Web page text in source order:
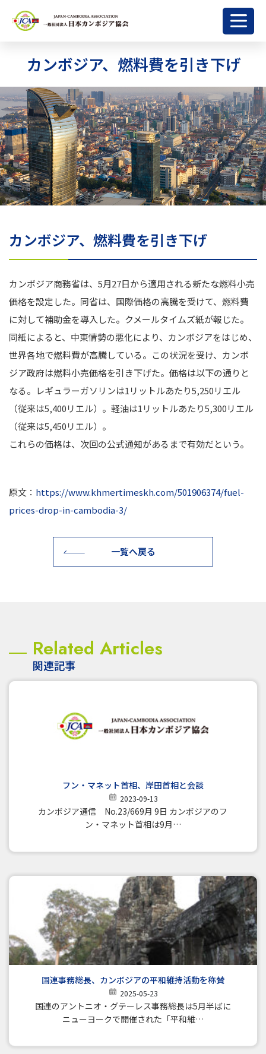
カンボジア、燃料費を引き下げ
カンボジア、燃料費を引き下げ
カンボジア商務省は、5月27日から適用される新たな燃料小売
価格を設定した。同省は、国際価格の高騰を受けて、燃料費
に対して補助金を導入した。クメールタイムズ紙が報じた。
同紙によると、中東情勢の悪化により、カンボジアをはじめ、
世界各地で燃料費が高騰している。この状況を受け、カンボ
ジア政府は燃料小売価格を引き下げた。価格は以下の通りと
なる。レギュラーガソリンは1リットルあたり5,250リエル
（従来は5,400リエル）。軽油は1リットルあたり5,300リエル
（従来は5,450リエル）。
これらの価格は、次回の公式通知があるまで有効だという。
原文： https://www.khmertimeskh.com/501906374/fuel-
prices-drop-in-cambodia-3/
一覧へ戻る
Related Articles
関連記事
フン・マネット首相、岸田首相と会談
2023-09-13
カンボジア通信 No.23/669月 9日 カンボジアのフ
ン・マネット首相は9月…
国連事務総長、カンボジアの平和維持活動を称賛
2025-05-23
国連のアントニオ・グテーレス事務総長は5月半ばに
ニューヨークで開催された「平和維…